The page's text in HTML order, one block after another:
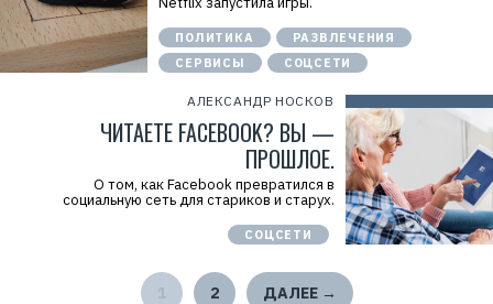
ПОЛИТИКА
РАЗВЛЕЧЕНИЯ
СЕРВИСЫ
СОЦСЕТИ
АЛЕКСАНДР НОСКОВ
ЧИТАЕТЕ FACEBOOK? ВЫ —
ПРОШЛОЕ.
О том, как Facebook превратился в
социальную сеть для стариков и старух.
СОЦСЕТИ
2 ДАЛЕЕ →